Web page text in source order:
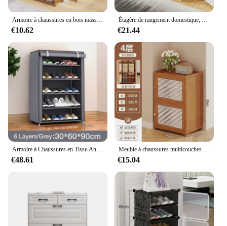
Armoire à chaussures en bois massif, rangement multicouche, sans installation, porte de maison, salle de location, nouveaux modèles
€10.62
Étagère de rangement domestique, armoire à chaussures simple, tube galvanisé chat, 4 couches, 56x47x19cm
€21.44
Armoire à Chaussures en Tissu Anti-Poussière, Rangement Multicouche T1, Non Tissés, Ménage, Type Économique
€48.61
Meuble à chaussures multicouches en bambou, rangement d'entrée simple et anti-poussière, meuble à chaussures à porte étroite T1 avec design de la WUNICEF pour un usage domestique
€15.04